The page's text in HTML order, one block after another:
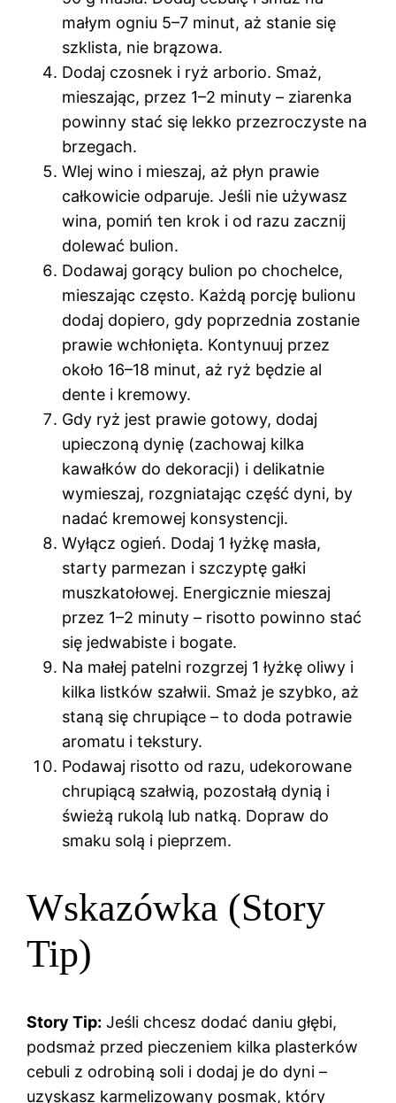
małym ogniu 5–7 minut, aż stanie się
szklista, nie brązowa.
Dodaj czosnek i ryż arborio. Smaż,
mieszając, przez 1–2 minuty – ziarenka
powinny stać się lekko przezroczyste na
brzegach.
Wlej wino i mieszaj, aż płyn prawie
całkowicie odparuje. Jeśli nie używasz
wina, pomiń ten krok i od razu zacznij
dolewać bulion.
Dodawaj gorący bulion po chochelce,
mieszając często. Każdą porcję bulionu
dodaj dopiero, gdy poprzednia zostanie
prawie wchłonięta. Kontynuuj przez
około 16–18 minut, aż ryż będzie al
dente i kremowy.
Gdy ryż jest prawie gotowy, dodaj
upieczoną dynię (zachowaj kilka
kawałków do dekoracji) i delikatnie
wymieszaj, rozgniatając część dyni, by
nadać kremowej konsystencji.
Wyłącz ogień. Dodaj 1 łyżkę masła,
starty parmezan i szczyptę gałki
muszkatołowej. Energicznie mieszaj
przez 1–2 minuty – risotto powinno stać
się jedwabiste i bogate.
Na małej patelni rozgrzej 1 łyżkę oliwy i
kilka listków szałwii. Smaż je szybko, aż
staną się chrupiące – to doda potrawie
aromatu i tekstury.
Podawaj risotto od razu, udekorowane
chrupiącą szałwią, pozostałą dynią i
świeżą rukolą lub natką. Dopraw do
smaku solą i pieprzem.
Wskazówka (Story
Tip)
Story Tip: Jeśli chcesz dodać daniu głębi,
podsmaż przed pieczeniem kilka plasterków
cebuli z odrobiną soli i dodaj je do dyni –
uzyskasz karmelizowany posmak, który